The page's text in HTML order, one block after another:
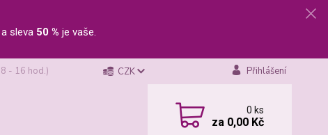
a sleva 50 % je vaše.
CZK Přihlášení
- 16 hod.)
0ks
za 0,00 Kč